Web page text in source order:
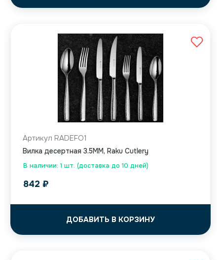
В наличии: 1 шт. (доставка до 10 дней)
Артикул RADEFO1
Вилка десертная 3.5MM, Raku Cutlery
842 ₽
ДОБАВИТЬ В КОРЗИНУ